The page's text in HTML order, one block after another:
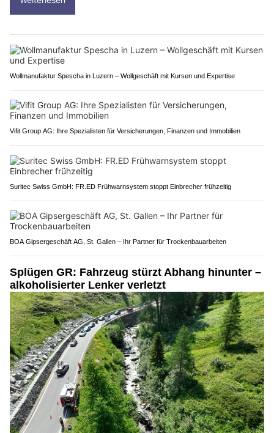
Wollmanufaktur Spescha in Luzern – Wollgeschäft mit Kursen und Expertise
Vifit Group AG: Ihre Spezialisten für Versicherungen, Finanzen und Immobilien
Suritec Swiss GmbH: FR.ED Frühwarnsystem stoppt Einbrecher frühzeitig
BOA Gipsergeschäft AG, St. Gallen – Ihr Partner für Trockenbauarbeiten
Splügen GR: Fahrzeug stürzt Abhang hinunter –
alkoholisierter Lenker verletzt